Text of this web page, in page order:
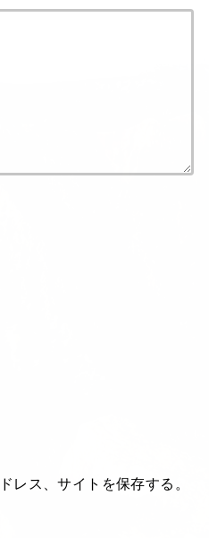
レス、サイトを保存する。